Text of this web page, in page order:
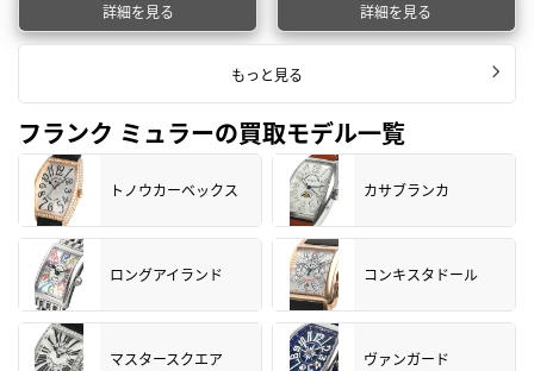
詳細を見る 詳細を見る
もっと見る
フランク ミュラーの買取モデル一覧
トノウカーベックス カサブランカ
ロングアイランド コンキスタドール
マスタースクエア ヴァンガード